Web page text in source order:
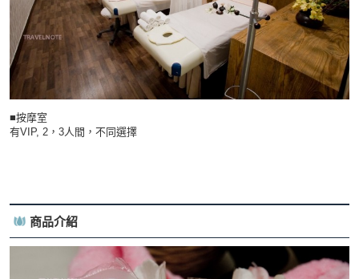
■按摩室
有VIP, 2，3人間，不同選擇
商品介紹